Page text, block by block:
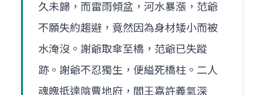
久未歸，而雷雨傾盆，河水暴漲，范爺
不願失約趨避，竟然因為身材矮小而被
水淹沒。謝爺取傘至橋，范爺已失蹤
跡。謝爺不忍獨生，便縊死橋柱。二人
魂魄抵達陰曹地府，閻王嘉許義氣深